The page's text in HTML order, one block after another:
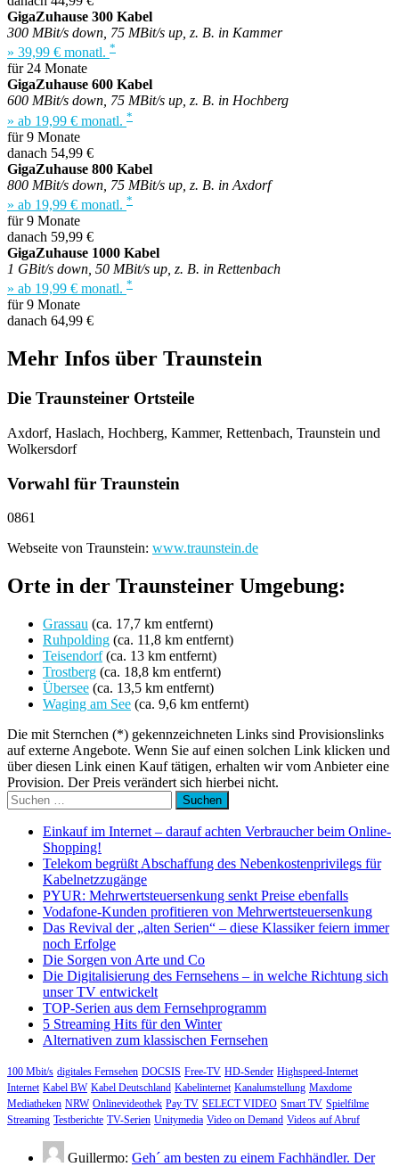
GigaZuhause 300 Kabel
300 MBit/s down, 75 MBit/s up, z. B. in Kammer
» 39,99 € monatl. *
für 24 Monate
GigaZuhause 600 Kabel
600 MBit/s down, 75 MBit/s up, z. B. in Hochberg
» ab 19,99 € monatl. *
für 9 Monate
danach 54,99 €
GigaZuhause 800 Kabel
800 MBit/s down, 75 MBit/s up, z. B. in Axdorf
» ab 19,99 € monatl. *
für 9 Monate
danach 59,99 €
GigaZuhause 1000 Kabel
1 GBit/s down, 50 MBit/s up, z. B. in Rettenbach
» ab 19,99 € monatl. *
für 9 Monate
danach 64,99 €
Mehr Infos über Traunstein
Die Traunsteiner Ortsteile
Axdorf, Haslach, Hochberg, Kammer, Rettenbach, Traunstein und
Wolkersdorf
Vorwahl für Traunstein
0861
Webseite von Traunstein: www.traunstein.de
Orte in der Traunsteiner Umgebung:
Grassau (ca. 17,7 km entfernt)
Ruhpolding (ca. 11,8 km entfernt)
Teisendorf(ca. 13 km entfernt)
Trostberg (ca. 18,8 km entfernt)
Übersee (ca. 13,5 km entfernt)
Waging am See (ca. 9,6 km entfernt)
Die mit Sternchen (*) gekennzeichneten Links sind Provisionslinks
auf externe Angebote. Wenn Sie auf einen solchen Link klicken und
über diesen Link einen Kauf tätigen, erhalten wir vom Anbieter eine
Provision. Der Preis verändert sich hierbei nicht.
Suchen
nach:
Einkauf im Internet – darauf achten Verbraucher beim Online-
Shopping!
Telekom begrüßt Abschaffung des Nebenkostenprivilegs für
Kabelnetzzugänge
PYUR: Mehrwertsteuersenkung senkt Preise ebenfalls
Vodafone-Kunden profitieren von Mehrwertsteuersenkung
Das Revival der „alten Serien“ – diese Klassiker feiern immer
noch Erfolge
Die Sorgen von Arte und Co
Die Digitalisierung des Fernsehens – in welche Richtung sich
unser TV entwickelt
TOP-Serien aus dem Fernsehprogramm
5 Streaming Hits für den Winter
Alternativen zum klassischen Fernsehen
100 Mbit/s digitales Fernsehen DOCSIS Free-TV HD-Sender Highspeed-Internet
Internet Kabel BW Kabel Deutschland Kabelinternet Kanalumstellung Maxdome
Mediatheken NRW Onlinevideothek Pay TV SELECT VIDEO Smart TV Spielfilme
Streaming Testberichte TV-Serien Unitymedia Video on Demand Videos auf Abruf
Guillermo: Geh´ am besten zu einem Fachhändler. Der